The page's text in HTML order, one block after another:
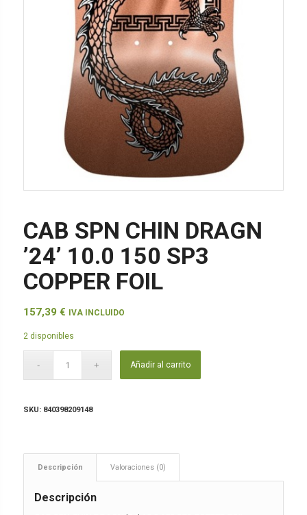
CAB SPN CHIN DRAGN
’24’ 10.0 150 SP3
COPPER FOIL
157,39 € IVA INCLUIDO
2 disponibles
Añadir al carrito
SKU: 840398209148
Descripción Valoraciones (0)
Descripción